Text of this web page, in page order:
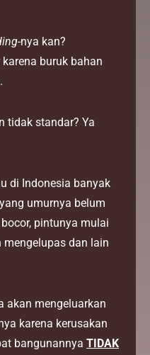
-nya kan?
buruk bahan
tidak standar? Ya
di Indonesia banyak
umurnya belum
pintunya mulai
dan lain
akan mengeluarkan
karena kerusakan
bangunannya TIDAK